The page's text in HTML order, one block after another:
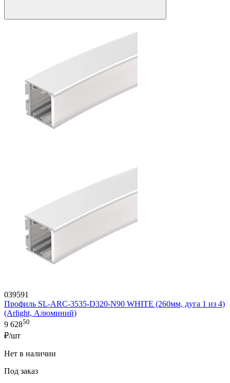
039591
Профиль SL-ARC-3535-D320-N90 WHITE (260мм, дуга 1 из 4)
(Arlight, Алюминий)
9 62850
₽/шт
Нет в наличии
Под заказ